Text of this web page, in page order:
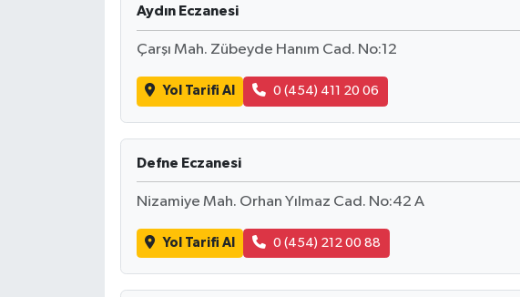
Aydın Eczanesi
Çarşı Mah. Zübeyde Hanım Cad. No:12
Yol Tarifi Al 0 (454) 411 20 06
Defne Eczanesi
Nizamiye Mah. Orhan Yılmaz Cad. No:42 A
Yol Tarifi Al 0 (454) 212 00 88
İLÇE HABERLERİ
KÜLTÜR-SANAT